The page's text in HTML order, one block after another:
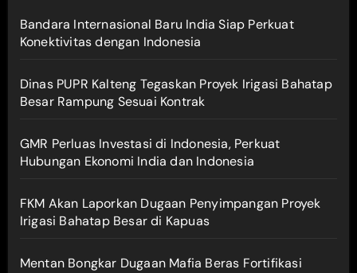
Bandara Internasional Baru India Siap Perkuat
Konektivitas dengan Indonesia
Dinas PUPR Kalteng Tegaskan Proyek Irigasi Bahatap
Besar Rampung Sesuai Kontrak
GMR Perluas Investasi di Indonesia, Perkuat
Hubungan Ekonomi India dan Indonesia
FKM Akan Laporkan Dugaan Penyimpangan Proyek
Irigasi Bahatap Besar di Kapuas
Mentan Bongkar Dugaan Mafia Beras Fortifikasi